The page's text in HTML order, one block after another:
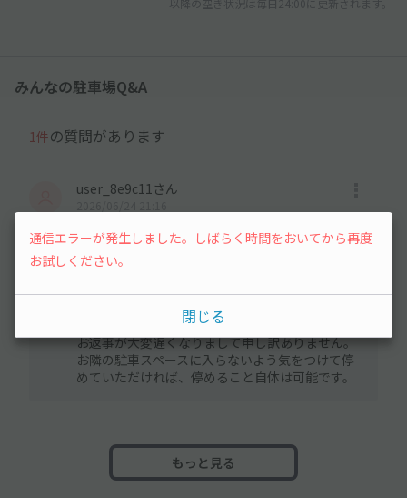
みんなの駐車場Q&A
1件の質問があります
user_8e9c11さん
コンパクトカーで、車幅が160cmです。
駐車させて頂くことは可能でしょうか。
オーナーさんの回答
お返事が大変遅くなりまして申し訳ありません。
お隣の駐車スペースに入らないよう気をつけて停
めていただければ、停めること自体は可能です。
もっと見る
通信エラーが発生しました。しばらく時間をおいてから再度
お試しください。
閉じる